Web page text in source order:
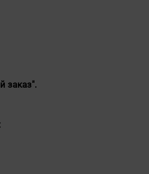
заказ".